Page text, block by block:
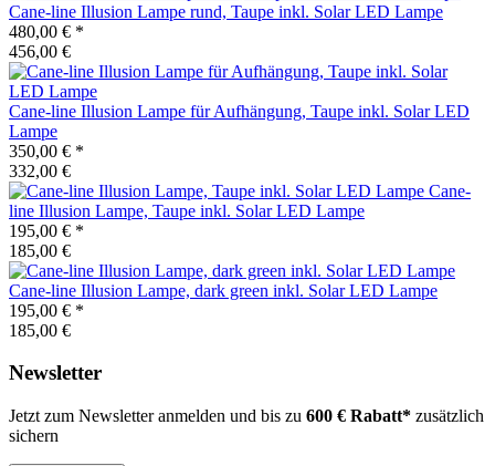
Cane-line Illusion Lampe rund, Taupe inkl. Solar LED Lampe
480,00 € *
456,00 €
Cane-line Illusion Lampe für Aufhängung, Taupe inkl. Solar LED
Lampe
350,00 € *
332,00 €
Cane-
line Illusion Lampe, Taupe inkl. Solar LED Lampe
195,00 € *
185,00 €
Cane-line Illusion Lampe, dark green inkl. Solar LED Lampe
195,00 € *
185,00 €
Newsletter
Jetzt zum Newsletter anmelden und bis zu 600 € Rabatt* zusätzlich
sichern